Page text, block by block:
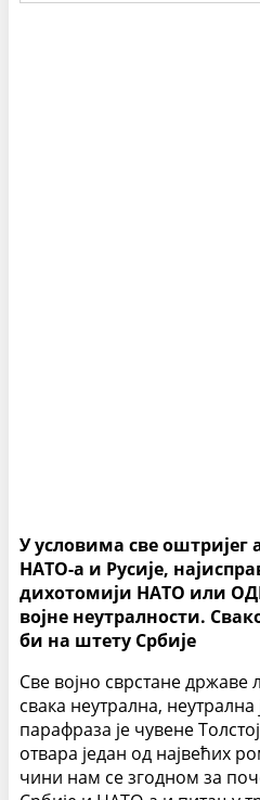
У условима све
НАТО-а и Русије,
дихотомији НАТО или
војне неутралности.
би на штету Србије
Све војно сврстане државе
свака неутрална, неутрална
парафраза је чувене
отвара један од највећих
чини нам се згодном за